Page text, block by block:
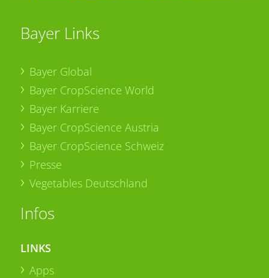
Bayer Links
Bayer Global
Bayer CropScience World
Bayer Karriere
Bayer CropScience Austria
Bayer CropScience Schweiz
Presse
Vegetables Deutschland
Infos
LINKS
Apps